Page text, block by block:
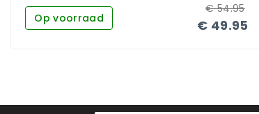
Op voorraad € 49.95
€54.95